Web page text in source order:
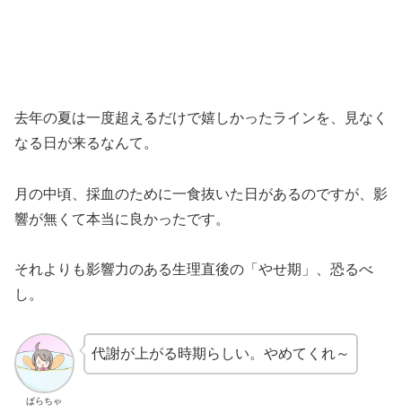
去年の夏は一度超えるだけで嬉しかったラインを、見なく
なる日が来るなんて。
月の中頃、採血のために一食抜いた日があるのですが、影
響が無くて本当に良かったです。
それよりも影響力のある生理直後の「やせ期」、恐るべ
し。
ばらちゃ
代謝が上がる時期らしい。やめてくれ～